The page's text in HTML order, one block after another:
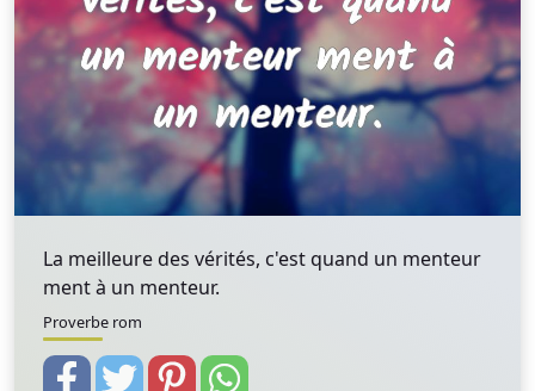
La meilleure des vérités, c'est quand un menteur
ment à un menteur.
Proverbe rom